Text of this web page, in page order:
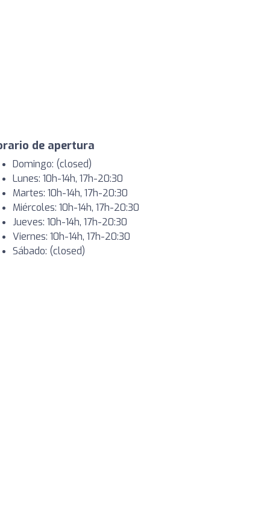
de apertura
Domingo: (closed)
Lunes: 10h-14h, 17h-20:30
Martes: 10h-14h, 17h-20:30
Miércoles: 10h-14h, 17h-20:30
Jueves: 10h-14h, 17h-20:30
Viernes: 10h-14h, 17h-20:30
Sábado: (closed)